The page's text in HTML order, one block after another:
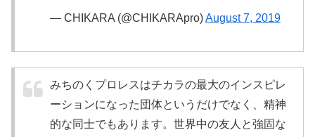
— CHIKARA (@CHIKARApro)August 7, 2019
みちのくプロレスはチカラの最大のインスピレ
ーションになった団体というだけでなく、精神
的な同士でもあります。世界中の友人と強固な